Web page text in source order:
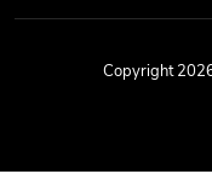
Copyright